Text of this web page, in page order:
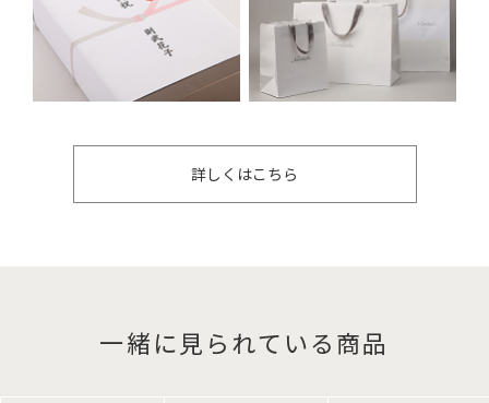
詳しくはこちら
一緒に見られている商品